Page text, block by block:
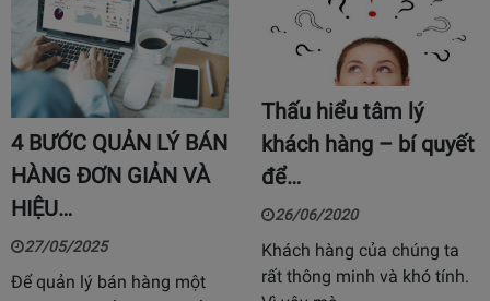
4 BƯỚC QUẢN LÝ BÁN
HÀNG ĐƠN GIẢN VÀ
HIỆU…
27/05/2025
Để quản lý bán hàng một
Thấu hiểu tâm lý
khách hàng – bí quyết
để…
26/06/2020
Khách hàng của chúng ta
rất thông minh và khó tính.